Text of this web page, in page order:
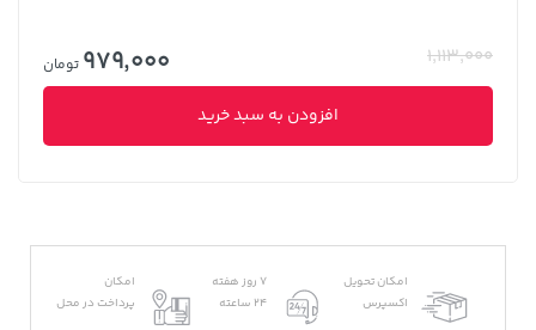
1,113,000
979,000 تومان
افزودن به سبد خرید
امکان تحویل
اکسپرس
7 روز هفته
24 ساعته
امکان
پرداخت در محل